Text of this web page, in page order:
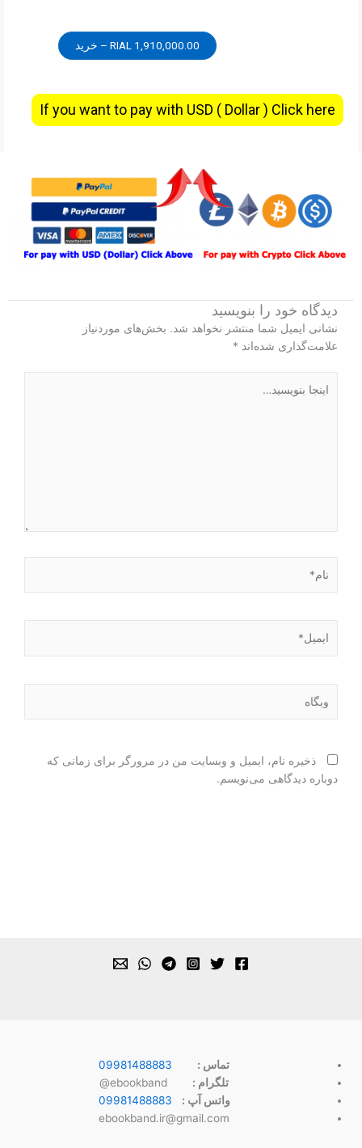
1,910,000.00 RIAL – خرید
If you want to pay with USD ( Dollar ) Click here
دیدگاه‌ خود را بنویسید
نشانی ایمیل شما منتشر نخواهد شد. بخش‌های موردنیاز
علامت‌گذاری شده‌اند *
بنویسید…
ذخیره نام، ایمیل و وبسایت من در مرورگر برای زمانی که
دوباره دیدگاهی می‌نویسم.
تماس :
09981488883
تلگرام :
واتس آپ :
09981488883
ebookband.ir@gmail.com